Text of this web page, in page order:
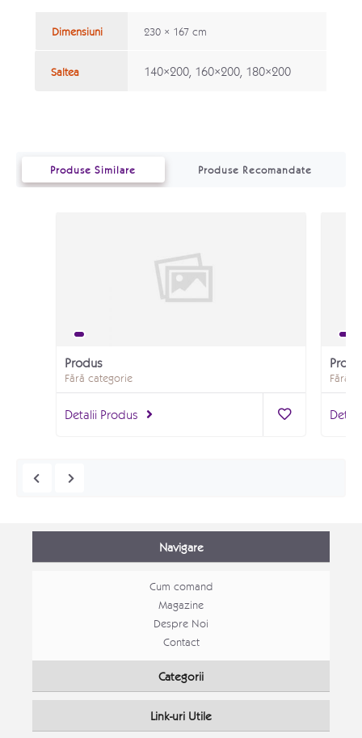
Dimensiuni 230 × 167 cm
Saltea 140×200, 160×200, 180×200
Produse Similare Produse Recomandate
Produs
Fără categorie
Detalii Produs
Fără
Mobila tineret Stefan
Navigare
Cum comand
Magazine
Despre Noi
Contact
Categorii
Link-uri Utile